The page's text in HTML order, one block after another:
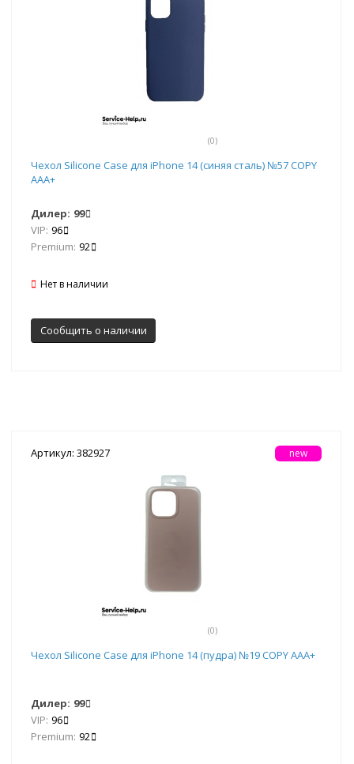
(0)
Чехол Silicone Case для iPhone 14 (синяя сталь) №57 COPY
AAA+
Дилер: 99
VIP: 96
Premium: 92
Нет в наличии
Сообщить о наличии
Артикул: 382927
(0)
new
Чехол Silicone Case для iPhone 14 (пудра) №19 COPY AAA+
Дилер: 99
VIP: 96
Premium: 92